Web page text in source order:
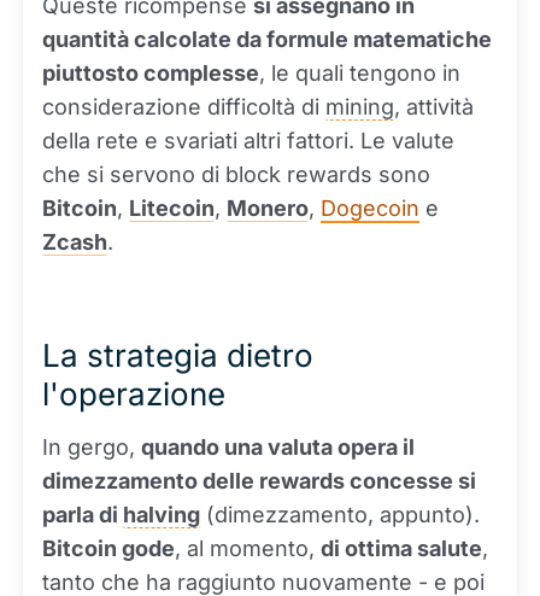
Queste ricompense si assegnano in
quantità calcolate da formule matematiche
piuttosto complesse, le quali tengono in
considerazione difficoltà di mining, attività
della rete e svariati altri fattori. Le valute
che si servono di block rewards sono
Bitcoin, Litecoin, Monero, Dogecoin e
Zcash.
La strategia dietro
l'operazione
In gergo, quando una valuta opera il
dimezzamento delle rewards concesse si
parla di halving (dimezzamento, appunto).
Bitcoin gode, al momento, di ottima salute,
tanto che ha raggiunto nuovamente - e poi